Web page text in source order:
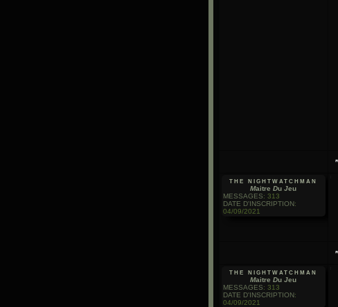
the nightwatchman
Maitre Du Jeu
MESSAGES: 313
DATE D'INSCRIPTION:
04/09/2021
the nightwatchman
Maitre Du Jeu
MESSAGES: 313
DATE D'INSCRIPTION:
04/09/2021